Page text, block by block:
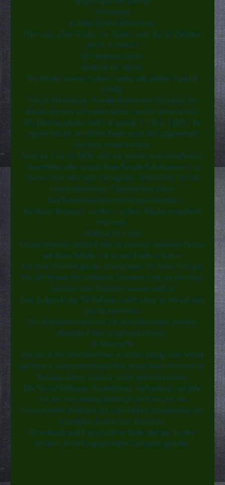
Webmaster
E-Mail: josh63Äfreenet.de
(Hinweis: Zum Schutz vor Spam wurde das @-Zeichen
durch Ä ersetzt.)
Haftungsausschluss
Haftung für Inhalte
Die Inhalte unserer Seiten wurden mit größter Sorgfalt
erstellt.
Für die Richtigkeit, Vollständigkeit und Aktualität der
Inhalte können wir jedoch keine Gewähr übernehmen.
Als Diensteanbieter sind wir gemäß § 7 Abs. 1 DDG für
eigene Inhalte auf diesen Seiten nach den allgemeinen
Gesetzen verantwortlich.
Nach §§ 8 bis 10 DDG sind wir jedoch nicht verpflichtet,
übermittelte oder gespeicherte fremde Informationen zu
überwachen oder nach Umständen zu forschen, die auf
eine rechtswidrige Tätigkeit hinweisen.
Bei Bekanntwerden von entsprechenden
Rechtsverletzungen werden wir diese Inhalte umgehend
entfernen.
Haftung für Links
Unsere Website enthält Links zu externen Websites Dritter,
auf deren Inhalte wir keinen Einfluss haben.
Für diese fremden Inhalte übernehmen wir keine Gewähr.
Für die Inhalte der verlinkten Seiten ist stets der jeweilige
Anbieter oder Betreiber verantwortlich.
Zum Zeitpunkt der Verlinkung waren keine rechtswidrigen
Inhalte erkennbar.
Bei Bekanntwerden von Rechtsverletzungen werden
derartige Links umgehend entfernt.
Urheberrecht
Die durch die Seitenbetreiber erstellten Inhalte und Werke
auf diesen Seiten unterliegen dem deutschen Urheberrecht.
Beiträge Dritter sind als solche gekennzeichnet.
Die Vervielfältigung, Bearbeitung, Verbreitung und jede
Art der Verwertung außerhalb der Grenzen des
Urheberrechts bedürfen der schriftlichen Zustimmung des
jeweiligen Autors bzw. Erstellers.
Downloads und Kopien dieser Seite sind nur für den
privaten, nicht kommerziellen Gebrauch gestattet.